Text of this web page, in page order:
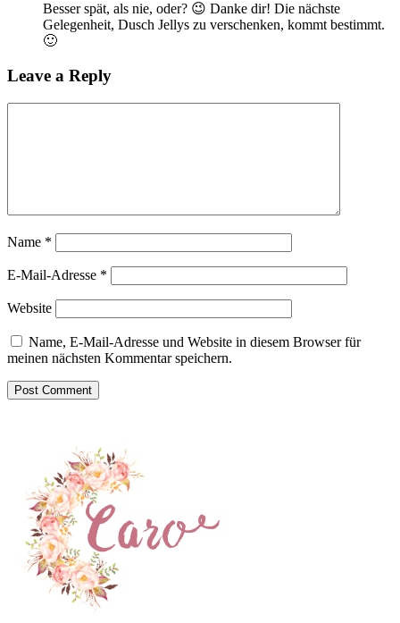
Besser spät, als nie, oder? 😉 Danke dir! Die nächste
Gelegenheit, Dusch Jellys zu verschenken, kommt bestimmt.
🙂
Leave a Reply
Name *
E-Mail-Adresse *
Website
Name, E-Mail-Adresse und Website in diesem Browser für
meinen nächsten Kommentar speichern.